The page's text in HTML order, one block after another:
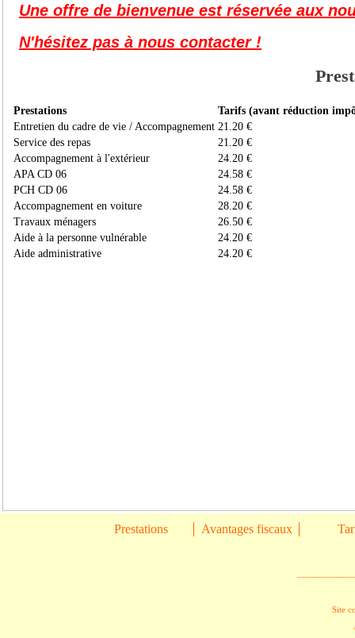
Une offre de bienvenue est réservée aux
N'hésitez pas à nous contacter !
Prestations
Tarifs (avant réduction
Entretien du cadre de vie / Accompagnement 21.20 €
Service des repas
21.20 €
Accompagnement à l'extérieur
24.20 €
APA CD 06
24.58 €
PCH CD 06
24.58 €
Accompagnement en voiture
28.20 €
Travaux ménagers
26.50 €
Aide à la personne vulnérable
24.20 €
Aide administrative
24.20 €
Prestations Avantages fiscaux
Site